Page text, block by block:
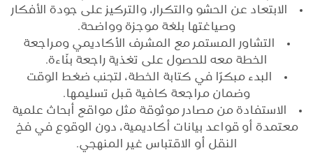
الابتعاد عن الحشو والتكرار، والتركيز على جودة الأفكار
وصياغتها بلغة موجزة وواضحة.
التشاور المستمر مع المشرف الأكاديمي ومراجعة
الخطة معه للحصول على تغذية راجعة بنّاءة.
البدء مبكرًا في كتابة الخطة، لتجنب ضغط الوقت
وضمان مراجعة كافية قبل تسليمها.
الاستفادة من مصادر موثوقة مثل مواقع أبحاث علمية
معتمدة أو قواعد بيانات أكاديمية، دون الوقوع في فخ
النقل أو الاقتباس غير المنهجي.